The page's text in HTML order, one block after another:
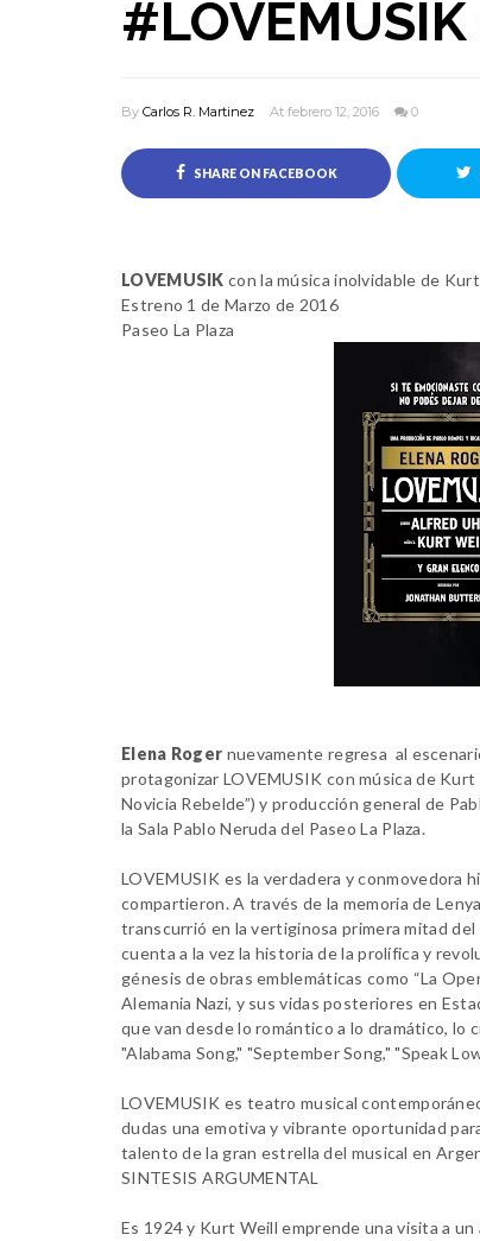
By Carlos R. Martinez At febrero 12, 2016 0
SHARE ON FACEBOOK
LOVEMUSIK con la música inolvidable de
Estreno 1 de Marzo de 2016
Paseo La Plaza
Elena Roger nuevamente regresa al
protagonizar LOVEMUSIK con música de
Novicia Rebelde”) y producción general de
la Sala Pablo Neruda del Paseo La Plaza.
LOVEMUSIK es la verdadera y conmovedora
compartieron. A través de la memoria de
transcurrió en la vertiginosa primera mitad
cuenta a la vez la historia de la prolífica y
génesis de obras emblemáticas como “La
Alemania Nazi, y sus vidas posteriores en
que van desde lo romántico a lo dramático, lo
"Alabama Song," "September Song," "Speak
LOVEMUSIK es teatro musical
dudas una emotiva y vibrante oportunidad
talento de la gran estrella del musical en
SINTESIS ARGUMENTAL
Es 1924 y Kurt Weill emprende una visita a